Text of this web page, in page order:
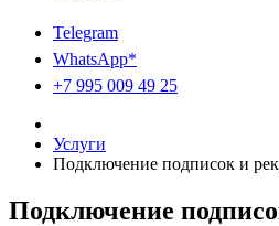
Telegram
WhatsApp*
+7 995 009 49 25
Услуги
Подключение подписок и
Подключение